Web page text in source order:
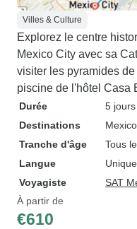
Villes & Culture
Explorez le centre
Mexico City avec sa
visiter les pyramides
piscine de l'hôtel Casa
Durée
5 jours
Destinations
Mexico
Tranche d'âge
Tous
Langue
Voyagiste
SAT
À partir de
€610